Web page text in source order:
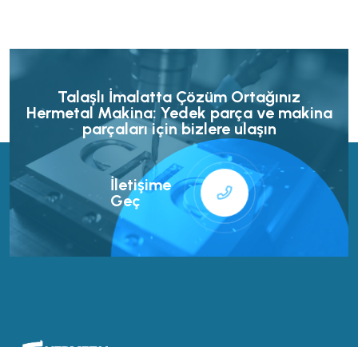
Talaşlı İmalatta Çözüm Ortağınız
Hermetal Makina: Yedek parça ve makina
parçaları için bizlere ulaşın
İletişime
Geç